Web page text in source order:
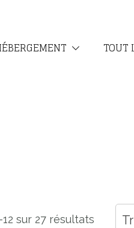
TOUT
sur 27 résultats